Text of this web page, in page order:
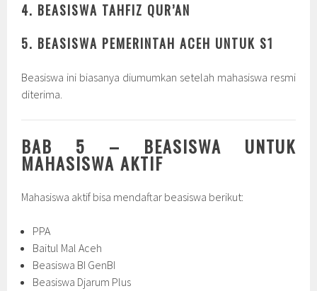
4. BEASISWA TAHFIZ QUR’AN
5. BEASISWA PEMERINTAH ACEH UNTUK S1
Beasiswa ini biasanya diumumkan setelah mahasiswa resmi
diterima.
BAB 5 – BEASISWA UNTUK
MAHASISWA AKTIF
Mahasiswa aktif bisa mendaftar beasiswa berikut:
PPA
Baitul Mal Aceh
Beasiswa BI GenBI
Beasiswa Djarum Plus